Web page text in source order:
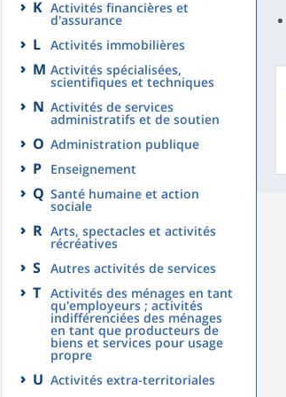
K Activités financières et
d'assurance
L Activités immobilières
M Activités spécialisées,
scientifiques et techniques
N Activités de services
administratifs et de soutien
O Administration publique
P Enseignement
Q Santé humaine et action
sociale
R Arts, spectacles et activités
récréatives
S Autres activités de services
T Activités des ménages en tant
qu'employeurs ; activités
indifférenciées des ménages
en tant que producteurs de
biens et services pour usage
propre
U Activités extra-territoriales